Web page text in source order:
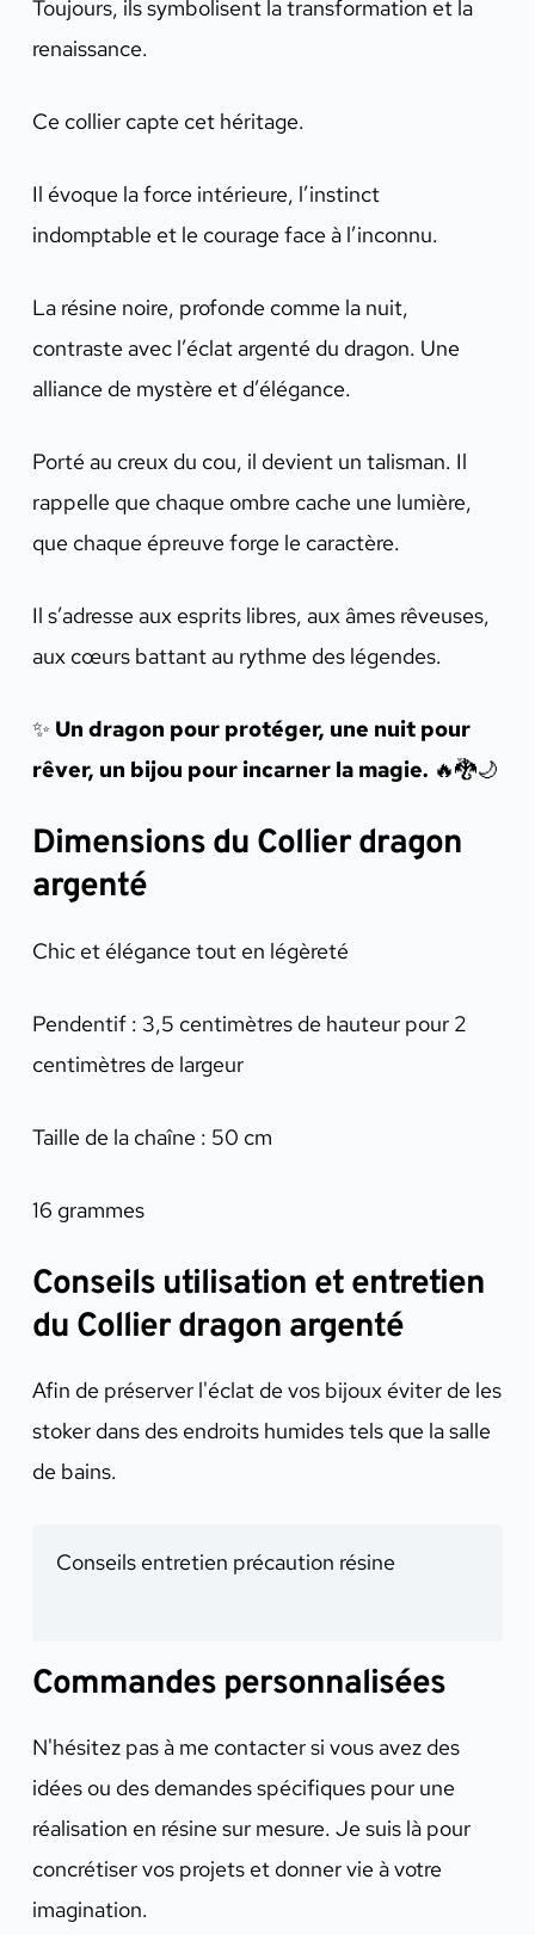
Toujours, ils symbolisent la transformation et la
renaissance.
Ce collier capte cet héritage.
Il évoque la force intérieure, l’instinct
indomptable et le courage face à l’inconnu.
La résine noire, profonde comme la nuit,
contraste avec l’éclat argenté du dragon. Une
alliance de mystère et d’élégance.
Porté au creux du cou, il devient un talisman. Il
rappelle que chaque ombre cache une lumière,
que chaque épreuve forge le caractère.
Il s’adresse aux esprits libres, aux âmes rêveuses,
aux cœurs battant au rythme des légendes.
✨ Un dragon pour protéger, une nuit pour
rêver, un bijou pour incarner la magie. 🔥🐉🌙
Dimensions du Collier dragon
argenté
Chic et élégance tout en légèreté
Pendentif : 3,5 centimètres de hauteur pour 2
centimètres de largeur
Taille de la chaîne : 50 cm
16 grammes
Conseils utilisation et entretien
du Collier dragon argenté
Afin de préserver l'éclat de vos bijoux éviter de les
stoker dans des endroits humides tels que la salle
de bains.
Conseils entretien précaution résine
Commandes personnalisées
N'hésitez pas à me contacter si vous avez des
idées ou des demandes spécifiques pour une
réalisation en résine sur mesure. Je suis là pour
concrétiser vos projets et donner vie à votre
imagination.